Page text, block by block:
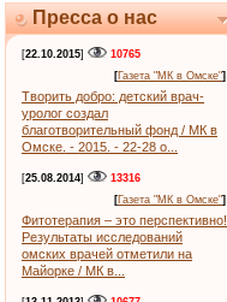
Пресса о нас
[22.10.2015]
10765
[Газета "МК в Омске"]
Творить добро: детский врач-
уролог создал
благотворительный фонд / МК в
Омске. - 2015. - 22-28 о...
[25.08.2014]
13316
[Газета "МК в Омске"]
Фитотерапия – это перспективно!
Результаты исследований
омских врачей отметили на
Майорке / МК в...